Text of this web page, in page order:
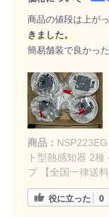
商品の値段は上が
きました。
簡易舗装で良かった
商品：
ト型熱感知器 2
プ 【全国一律送料
役に立った 0